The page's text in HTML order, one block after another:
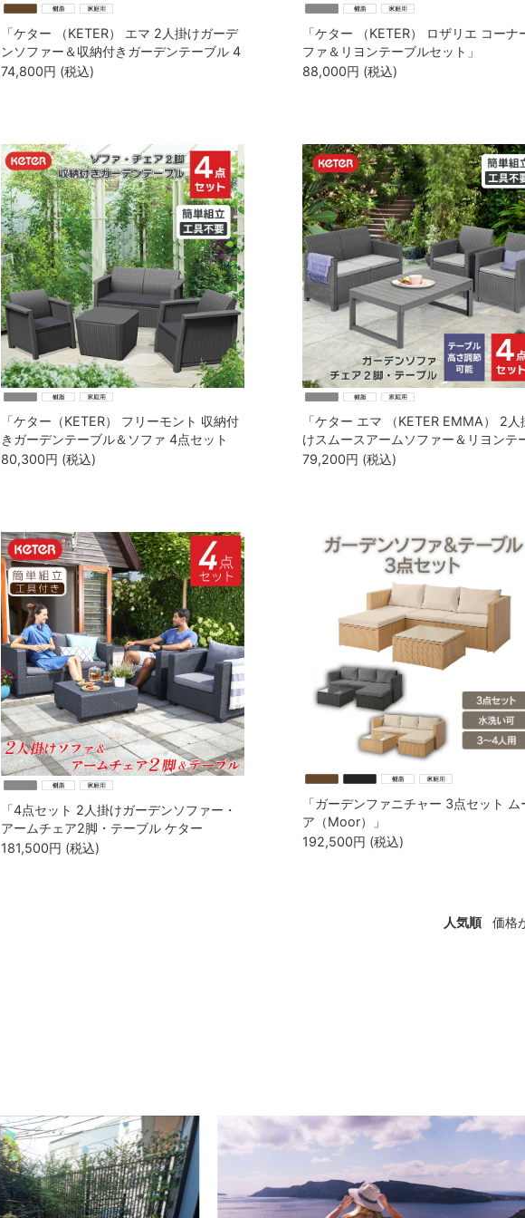
「ケター （KETER） エマ 2人掛けガーデ
ンソファー＆収納付きガーデンテーブル 4
点セット （EMMA 2SEATER LOUNGE
74,800円 (税込)
「ケター （KETER） ロザリエ コーナ
ファ＆リヨンテーブルセット」
88,000円 (税込)
「ケター（KETER） フリーモント 収納付
きガーデンテーブル＆ソファ 4点セット
（FREMONT 4SET） 148564」
80,300円 (税込)
「ケター エマ （KETER EMMA） 2人
けスムースアームソファー＆リヨンテ
ル 4点セット 149325」
79,200円 (税込)
「4点セット 2人掛けガーデンソファー・
アームチェア2脚・テーブル ケター
（KETER） サルタ（Salta Lounge Set
181,500円 (税込)
「ガーデンファニチャー 3点セット ム
ア（Moor）」
192,500円 (税込)
人気順 価格